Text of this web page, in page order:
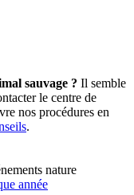
sauvage ? Il semble
le centre de
nos procédures en
.
nature
année